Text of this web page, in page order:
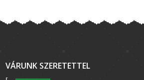
VÁRUNK SZERETETTEL